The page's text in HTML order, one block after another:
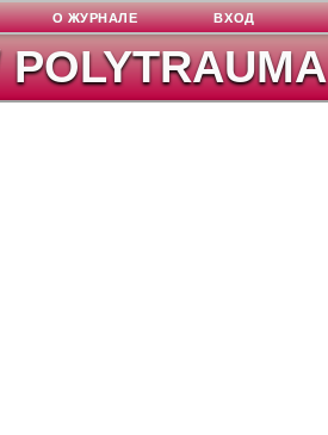
О ЖУРНАЛЕ ВХОД